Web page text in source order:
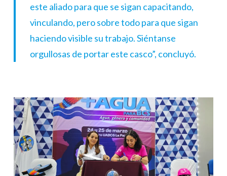
este aliado para que se sigan capacitando,
vinculando, pero sobre todo para que sigan
haciendo visible su trabajo. Siéntanse
orgullosas de portar este casco”, concluyó.